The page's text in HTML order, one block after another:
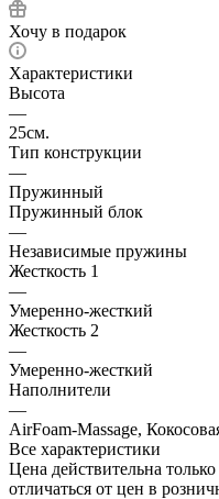
Хочу в подарок
Характеристики
Высота
—
25см.
Тип конструкции
—
Пружинный
Пружинный блок
—
Независимые пружины
Жесткость 1
—
Умеренно-жесткий
Жесткость 2
—
Умеренно-жесткий
Наполнители
—
AirFoam-Massage,
Все характеристики
Цена действительна
отличаться от цен в